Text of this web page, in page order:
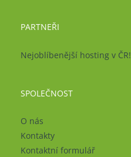
PARTNEŘI
Nejoblíbenější hosting v ČR!
SPOLEČNOST
O nás
Kontakty
Kontaktní formulář